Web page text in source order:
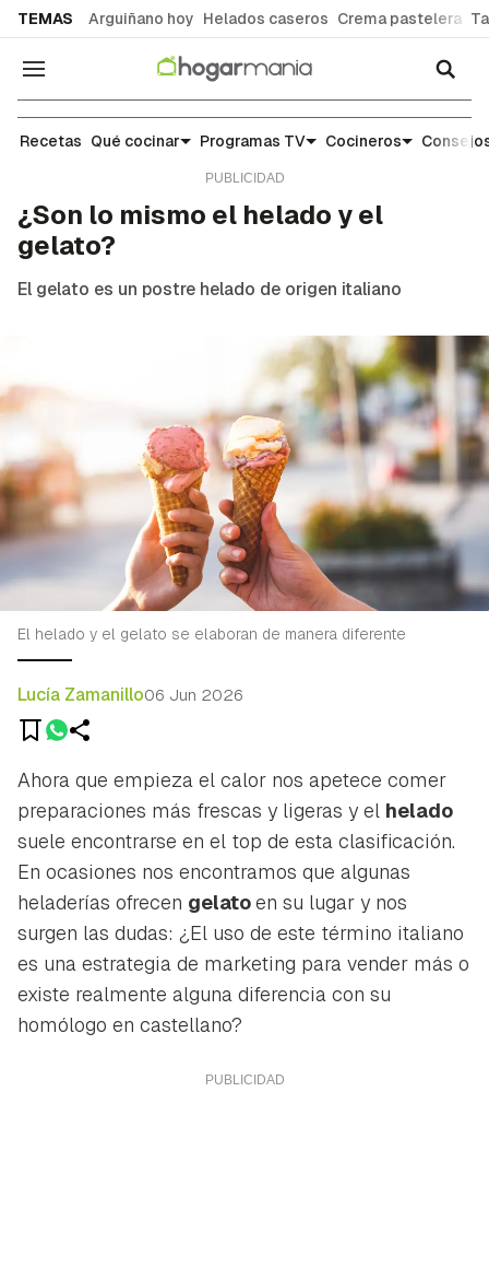
TEMAS Arguiñano hoy Helados caseros Crema pastelera
Navegación
Noticias y tendencias gastronómicas
Recetas Qué cocinar Programas TV Cocineros
¿Son lo mismo el helado y el
gelato?
El gelato es un postre helado de origen italiano
El helado y el gelato se elaboran de manera diferente
Lucía Zamanillo06 Jun 2026
Ahora que empieza el calor nos apetece comer
preparaciones más frescas y ligeras y el helado
suele encontrarse en el top de esta clasificación.
En ocasiones nos encontramos que algunas
heladerías ofrecen gelatoen su lugar y nos
surgen las dudas: ¿El uso de este término italiano
es una estrategia de marketing para vender más o
existe realmente alguna diferencia con su
homólogo en castellano?